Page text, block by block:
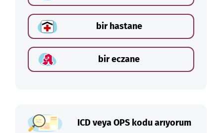
bir hastane
bir eczane
ICD veya OPS kodu arıyorum